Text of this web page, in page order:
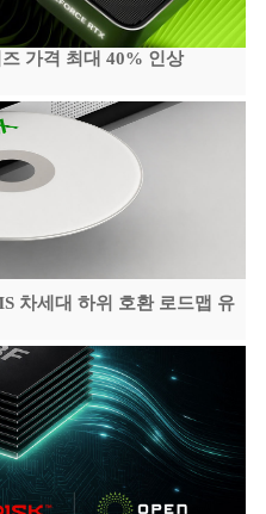
가격 최대 40% 인상
차세대 하위 호환 로드맵 유